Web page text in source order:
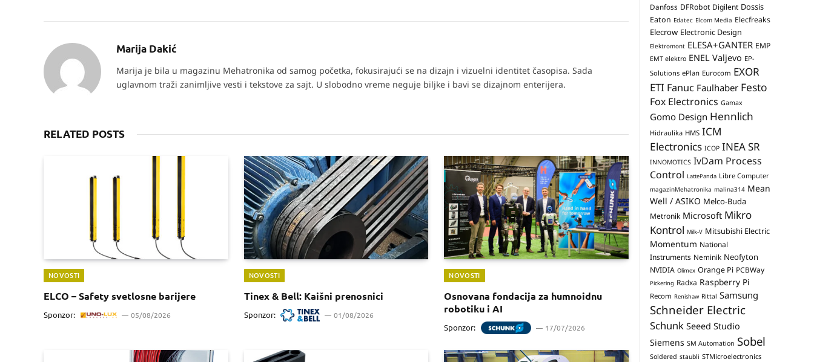
Marija Dakić
Marija je bila u magazinu Mehatronika od samog početka, fokusirajući se na dizajn i vizuelni identitet časopisa. Sada
uglavnom traži zanimljive vesti i tekstove za sajt. U slobodno vreme neguje biljke i bavi se dizajnom enterijera.
RELATED POSTS
NOVOSTI
ELCO – Safety svetlosne barijere
Sponzor: 05/08/2026
NOVOSTI
Tinex & Bell: Kaišni prenosnici
Sponzor: 01/08/2026
NOVOSTI
Osnovana fondacija za humnoidnu
robotiku i AI
Sponzor: 17/07/2026
Danfoss DFRobot Digilent Dossis
Eaton Edatec Elcom Media Elecfreaks
Elecrow Electronic Design
Elektromont ELESA+GANTER EMP
EMT elektro ENEL Valjevo EP-
Solutions ePlan Eurocom EXOR
ETI Fanuc Faulhaber Festo
Fox Electronics Gamax
Gomo Design Hennlich
Hidraulika HMS ICM
Electronics ICOP INEA SR
INNOMOTICS IvDam Process
Control LattePanda Libre Computer
magazinMehatronika malina314 Mean
Well / ASIKO Melco-Buda
Metronik Microsoft Mikro
Kontrol Milk-V Mitsubishi Electric
Momentum National
Instruments Neminik Neofyton
NVIDIA Olimex Orange Pi PCBWay
Pickering Radxa Raspberry Pi
Recom Renishaw Rittal Samsung
Schneider Electric
Schunk Seeed Studio
Siemens SM Automation Sobel
Soldered staubli STMicroelectronics